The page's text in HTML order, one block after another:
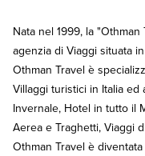
Nata nel 1999, la
agenzia di Viaggi situata
Othman Travel è
Villaggi turistici in Italia ed
Invernale, Hotel in tutto il
Aerea e Traghetti, Viaggi
Othman Travel è